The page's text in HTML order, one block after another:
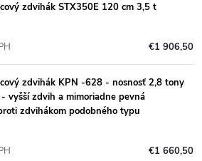
zdvihák STX350E 120 cm 3,5 t
€1 906,50
zdvihák KPN -628 - nosnosť 2,8 tony
vyšší zdvih a mimoriadne pevná
zdvihákom podobného typu
€1 660,50